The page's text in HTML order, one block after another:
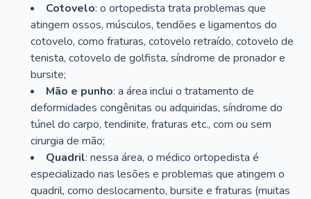
Cotovelo: o ortopedista trata problemas que
atingem ossos, músculos, tendões e ligamentos do
cotovelo, como fraturas, cotovelo retraído, cotovelo de
tenista, cotovelo de golfista, síndrome de pronador e
bursite;
Mão e punho: a área inclui o tratamento de
deformidades congênitas ou adquiridas, síndrome do
túnel do carpo, tendinite, fraturas etc., com ou sem
cirurgia de mão;
Quadril: nessa área, o médico ortopedista é
especializado nas lesões e problemas que atingem o
quadril, como deslocamento, bursite e fraturas (muitas